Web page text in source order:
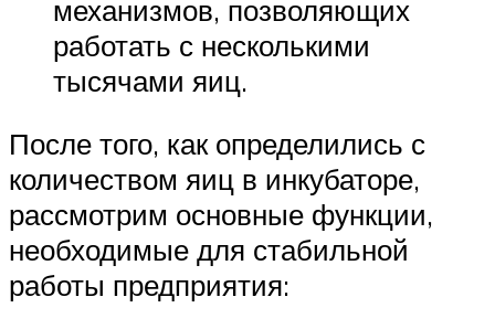
механизмов, позволяющих
работать с несколькими
тысячами яиц.
После того, как определились с
количеством яиц в инкубаторе,
рассмотрим основные функции,
необходимые для стабильной
работы предприятия: